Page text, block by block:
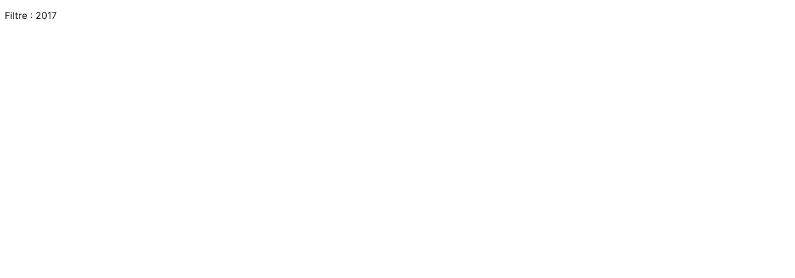
Filtre : 2017